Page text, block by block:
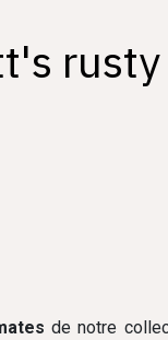
de notre